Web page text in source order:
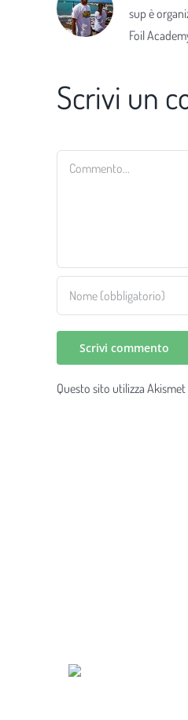
sup è
Foil
Scrivi un
Commento
Questo sito utilizza